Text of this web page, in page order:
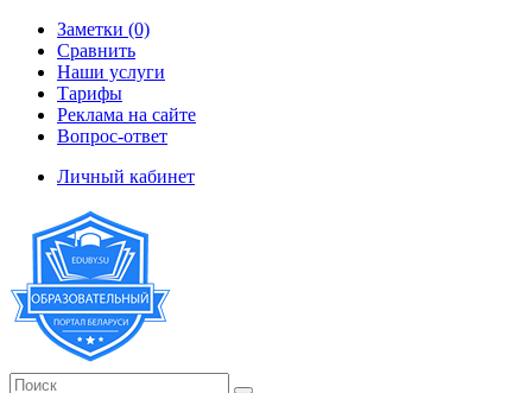
Заметки (0)
Сравнить
Наши услуги
Тарифы
Реклама на сайте
Вопрос-ответ
Личный кабинет